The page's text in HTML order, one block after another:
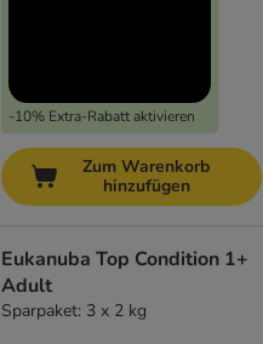
-10% Extra-Rabatt aktivieren
Zum Warenkorb
hinzufügen
Eukanuba Top Condition 1+
Adult
Sparpaket: 3 x 2 kg